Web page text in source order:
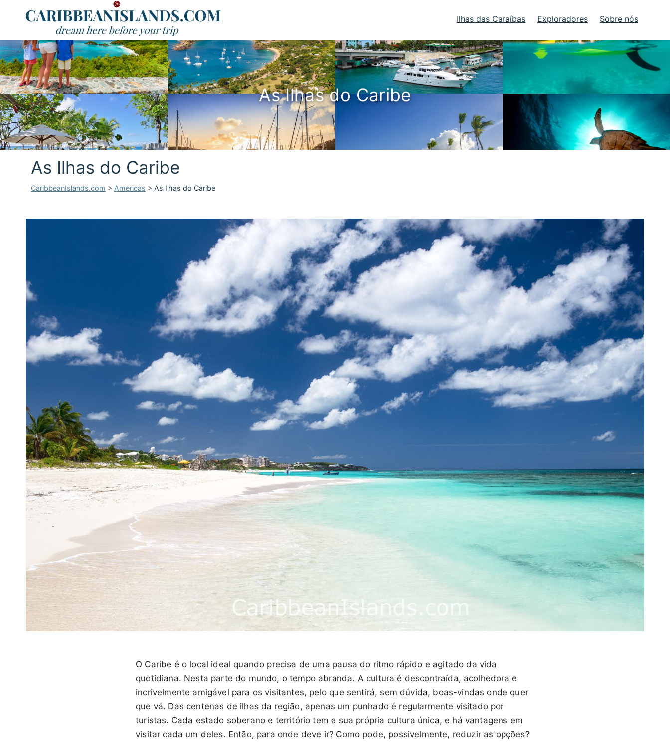
Ilhas das Caraíbas Exploradores Sobre nós
As Ilhas do Caribe
As Ilhas do Caribe
CaribbeanIslands.com > Americas > As Ilhas do Caribe
O Caribe é o local ideal quando precisa de uma pausa do ritmo rápido e agitado da vida
quotidiana. Nesta parte do mundo, o tempo abranda. A cultura é descontraída, acolhedora e
incrivelmente amigável para os visitantes, pelo que sentirá, sem dúvida, boas-vindas onde quer
que vá. Das centenas de ilhas da região, apenas um punhado é regularmente visitado por
turistas. Cada estado soberano e território tem a sua própria cultura única, e há vantagens em
visitar cada um deles. Então, para onde deve ir? Como pode, possivelmente, reduzir as opções?